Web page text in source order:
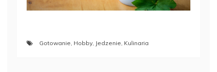
Gotowanie Hobby Jedzenie Kulinaria